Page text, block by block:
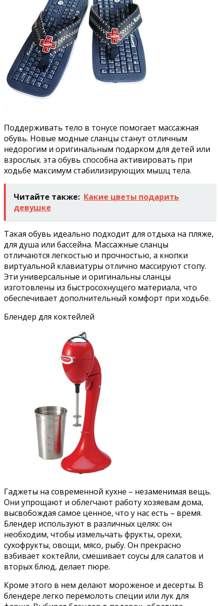
Поддерживать тело в тонусе помогает массажная
обувь. Новые модные сланцы станут отличным
недорогим и оригинальным подарком для детей или
взрослых. эта обувь способна активировать при
ходьбе максимум стабилизирующих мышц тела.
Читайте также: Какие цветы подарить
девушке
Такая обувь идеально подходит для отдыха на пляже,
для душа или бассейна. Массажные сланцы
отличаются легкостью и прочностью, а кнопки
виртуальной клавиатуры отлично массируют стопу.
Эти универсальные и оригинальны сланцы
изготовлены из быстросохнущего материала, что
обеспечивает дополнительный комфорт при ходьбе.
Блендер для коктейлей
Гаджеты на современной кухне – незаменимая вещь.
Они упрощают и облегчают работу хозяевам дома,
высвобождая самое ценное, что у нас есть – время.
Блендер используют в различных целях: он
необходим, чтобы измельчать фрукты, орехи,
сухофрукты, овощи, мясо, рыбу. Он прекрасно
взбивает коктейли, смешивает соусы для салатов и
вторых блюд, делает пюре.
Кроме этого в нем делают мороженое и десерты. В
блендере легко перемолоть специи или лук для